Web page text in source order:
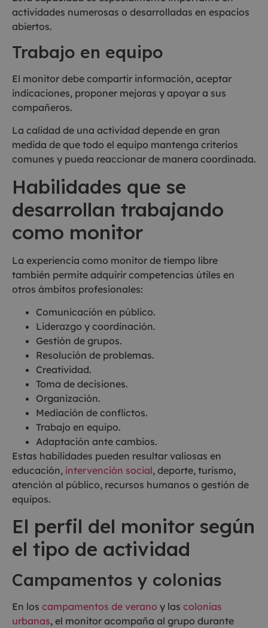
actividades numerosas o desarrolladas en espacios
abiertos.
Trabajo en equipo
El monitor debe compartir información, aceptar
indicaciones, proponer mejoras y apoyar a sus
compañeros.
La calidad de una actividad depende en gran
medida de que todo el equipo mantenga criterios
comunes y pueda reaccionar de manera coordinada.
Habilidades que se
desarrollan trabajando
como monitor
La experiencia como monitor de tiempo libre
también permite adquirir competencias útiles en
otros ámbitos profesionales:
Comunicación en público.
Liderazgo y coordinación.
Gestión de grupos.
Resolución de problemas.
Creatividad.
Toma de decisiones.
Organización.
Mediación de conflictos.
Trabajo en equipo.
Adaptación ante cambios.
Estas habilidades pueden resultar valiosas en
educación, intervención social, deporte, turismo,
atención al público, recursos humanos o gestión de
equipos.
El perfil del monitor según
el tipo de actividad
Campamentos y colonias
En los campamentos de verano y las colonias
urbanas, el monitor acompaña al grupo durante